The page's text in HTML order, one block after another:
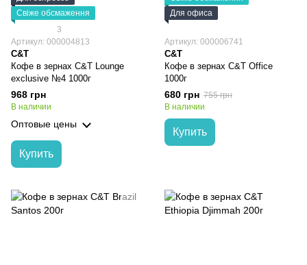
Свіже обсмаження
3
Артикул: 000004813
C&T
Кофе в зернах C&T Lounge
exclusive №4 1000г
968 грн
В наличии
Оптовые цены
Купить
Для офиса
Артикул: 000006741
C&T
Кофе в зернах C&T Office
1000г
680 грн 755 грн
В наличии
Купить